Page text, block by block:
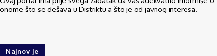
onome što se dešava u Distriktu a što je od javnog interesa.
Najnovije